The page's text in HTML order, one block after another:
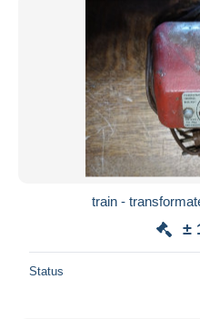
train -
±
Status